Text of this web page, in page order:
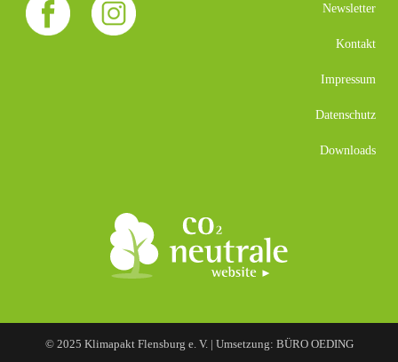
Newsletter
Kontakt
Impressum
Datenschutz
Downloads
© 2025 Klimapakt Flensburg e. V. | Umsetzung: BÜRO OEDING